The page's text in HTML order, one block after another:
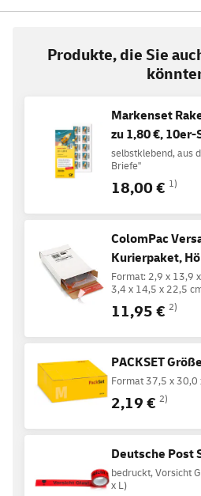
Produkte, die Sie
Markenset
zu 1,80 €, 10er-
selbstklebend, aus
Briefe"
18,00 € 1)
ColomPac
Kurierpaket,
Format: 2,9 x 13,9
3,4 x 14,5 x 22,5
11,95 € 2)
PACKSET
Format 37,5 x 30,0
2,19 € 2)
Deutsche Post
bedruckt, Vorsicht
x L)